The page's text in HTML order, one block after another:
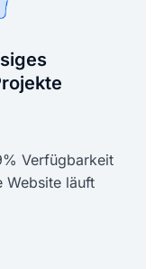
Verfügbarkeit
Website läuft